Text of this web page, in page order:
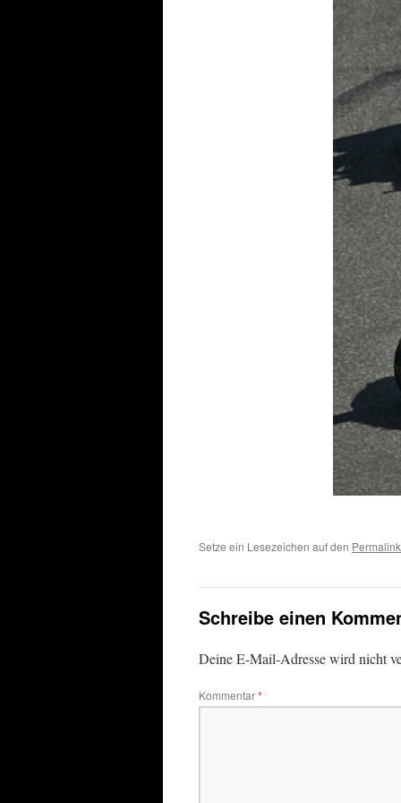
Setze ein Lesezeichen auf den Permalink
Schreibe einen
Deine E-Mail-Adresse wird nicht
Kommentar*